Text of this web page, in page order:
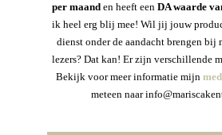
per maanden heeft een DA waarde
ik heel erg blij mee! Wil jij jouw
dienst onder de aandacht brengen bij
lezers? Dat kan! Er zijn verschillende
Bekijk voor meer informatie mijn
meteen naar